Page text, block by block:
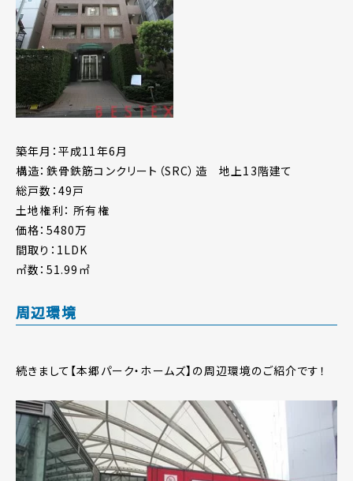
築年月：平成11年6月
構造：鉄骨鉄筋コンクリート（SRC）造 地上13階建て
総戸数：49戸
土地権利： 所有権
価格：5480万
間取り：1LDK
㎡数：51.99㎡
周辺環境
続きまして【本郷パーク・ホームズ】の周辺環境のご紹介です！